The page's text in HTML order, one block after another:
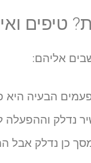
טיפים
אליהם:
הבעיה היא
נדלק וההפעלה
כן נדלק אבל